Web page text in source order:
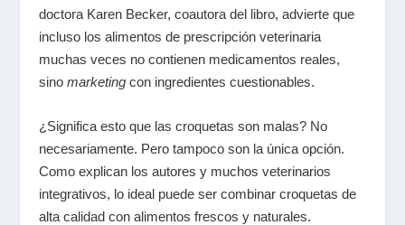
doctora Karen Becker, coautora del libro, advierte que
incluso los alimentos de prescripción veterinaria
muchas veces no contienen medicamentos reales,
sino marketingcon ingredientes cuestionables.
¿Significa esto que las croquetas son malas? No
necesariamente. Pero tampoco son la única opción.
Como explican los autores y muchos veterinarios
integrativos, lo ideal puede ser combinar croquetas de
alta calidad con alimentos frescos y naturales.